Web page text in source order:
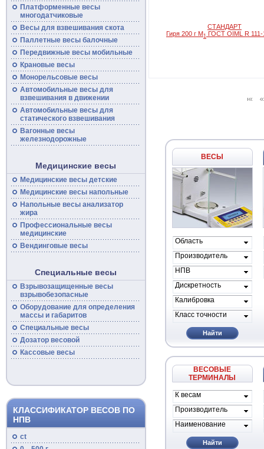
Платформенные весы
многодатчиковые
Весы для взвешивания скота
Паллетные весы балочные
Передвижные весымобильные
Крановые весы
Монорельсовые весы
Автомобильные весыдля
взвешивания в движении
Автомобильные весы для
статического взвешивания
Вагонные весы
железнодорожные
Медицинские весы
Медицинские весы детские
Медицинские весынапольные
Напольные весыанализатор
жира
Профессиональные весы
медицинские
Вендинговые весы
Специальные весы
Взрывозащищенные весы
взрывобезопасные
Оборудование для определения
массы и габаритов
Специальные весы
Дозатор весовой
Кассовые весы
КЛАССИФИКАТОР ВЕСОВ ПО
НПВ
ct
СТАНДАРТ
Гиря 200 г M1 ГОСТ OIML R 111-
ВЕСЫ
Область
применения
Производитель
весов
НПВ
Дискретность
Калибровка
Класс точности
Найти
ВЕСОВЫЕ
ТЕРМИНАЛЫ
К весам
проиводителя
Производитель
Наименование
Найти